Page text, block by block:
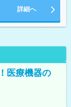
詳細へ
医療機器の